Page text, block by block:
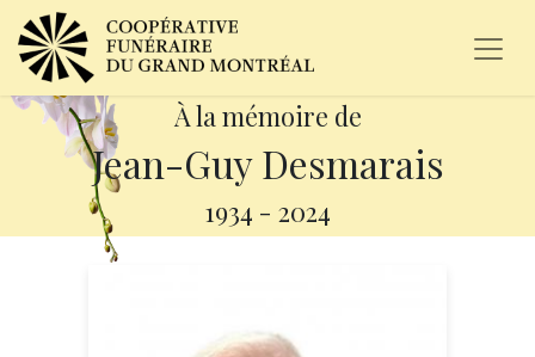
À la mémoire de
Jean-Guy Desmarais
1934 - 2024